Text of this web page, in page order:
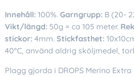
Innehåll: 100%. Garngrupp: B (20-
Vikt/längd: 50g = ca 105 meter.
stickor: 4mm. Stickfasthet:
40°C, använd aldrig sköljmedel,
Plagg gjorda i DROPS Merino